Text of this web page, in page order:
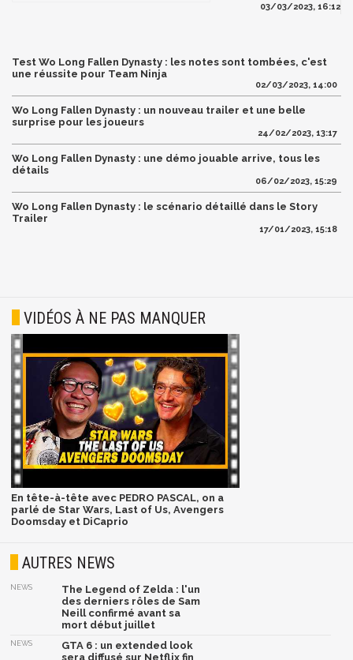
03/03/2023, 16:12
Test Wo Long Fallen Dynasty : les notes sont tombées, c'est
une réussite pour Team Ninja
02/03/2023, 14:00
Wo Long Fallen Dynasty : un nouveau trailer et une belle
surprise pour les joueurs
24/02/2023, 13:17
Wo Long Fallen Dynasty : une démo jouable arrive, tous les
détails
06/02/2023, 15:29
Wo Long Fallen Dynasty : le scénario détaillé dans le Story
Trailer
17/01/2023, 15:18
VIDÉOS À NE PAS MANQUER
En tête-à-tête avec PEDRO PASCAL, on a
parlé de Star Wars, Last of Us, Avengers
Doomsday et DiCaprio
AUTRES NEWS
NEWS
The Legend of Zelda : l'un
des derniers rôles de Sam
Neill confirmé avant sa
mort début juillet
NEWS
GTA 6 : un extended look
sera diffusé sur Netflix fin